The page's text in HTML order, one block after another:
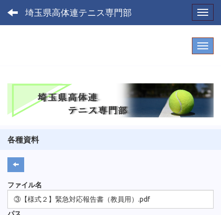
埼玉県高体連テニス専門部
各種資料
ファイル名
③【様式２】緊急対応報告書（教員用）.pdf